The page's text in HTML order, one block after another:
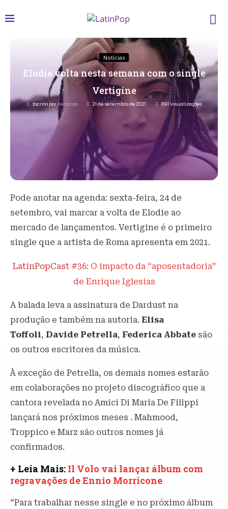
Notícias
Elodie volta nesta semana com o single
Vertigine
Escrito porRedacao 21 de setembro de 2021 891 Visualizações
Pode anotar na agenda: sexta-feira, 24 de
setembro, vai marcar a volta de Elodie ao
mercado de lançamentos. Vertigine é o primeiro
single que a artista de Roma apresenta em 2021.
LatinPopCast #36: O impacto da “aposentadoria”
de Enrique Iglesias
A balada leva a assinatura de Dardust na
produção e também na autoria. Elisa
Toffoli, Davide Petrella, Federica Abbate são
os outros escritores da música.
À exceção de Petrella, os demais nomes estarão
em colaborações no projeto discográfico que a
cantora revelada no Amici Di Maria De Filippi
lançará nos próximos meses . Mahmood,
Troppico e Marz são outros nomes já
confirmados.
+ Leia Mais: Il Volo vai lançar álbum com
regravações de Ennio Morricone
“Para trabalhar nesse single e no próximo álbum